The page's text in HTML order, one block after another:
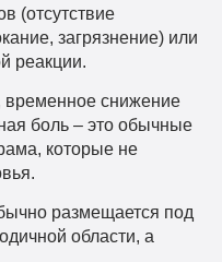
(отсутствие
загрязнение) или
реакции.
временное снижение
боль – это обычные
которые не
размещается под
области, а